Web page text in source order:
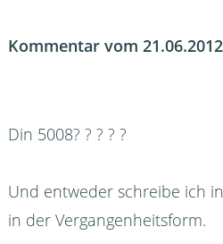
Kommentar vom
Din 5008? ? ? ? ?
Und entweder schreibe ich
in der Vergangenheitsform.